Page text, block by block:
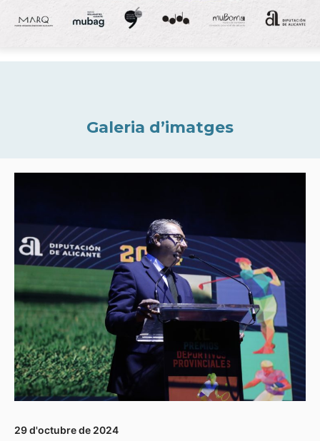
Galeria d’imatges
29 d'octubre de 2024